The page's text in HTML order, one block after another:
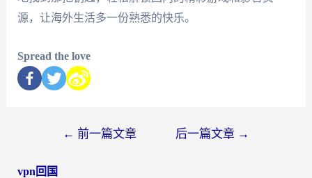
源，让海外生活多一份熟悉的快乐。
Spread the love
← 前一篇文章 后一篇文章 →
vpn回国